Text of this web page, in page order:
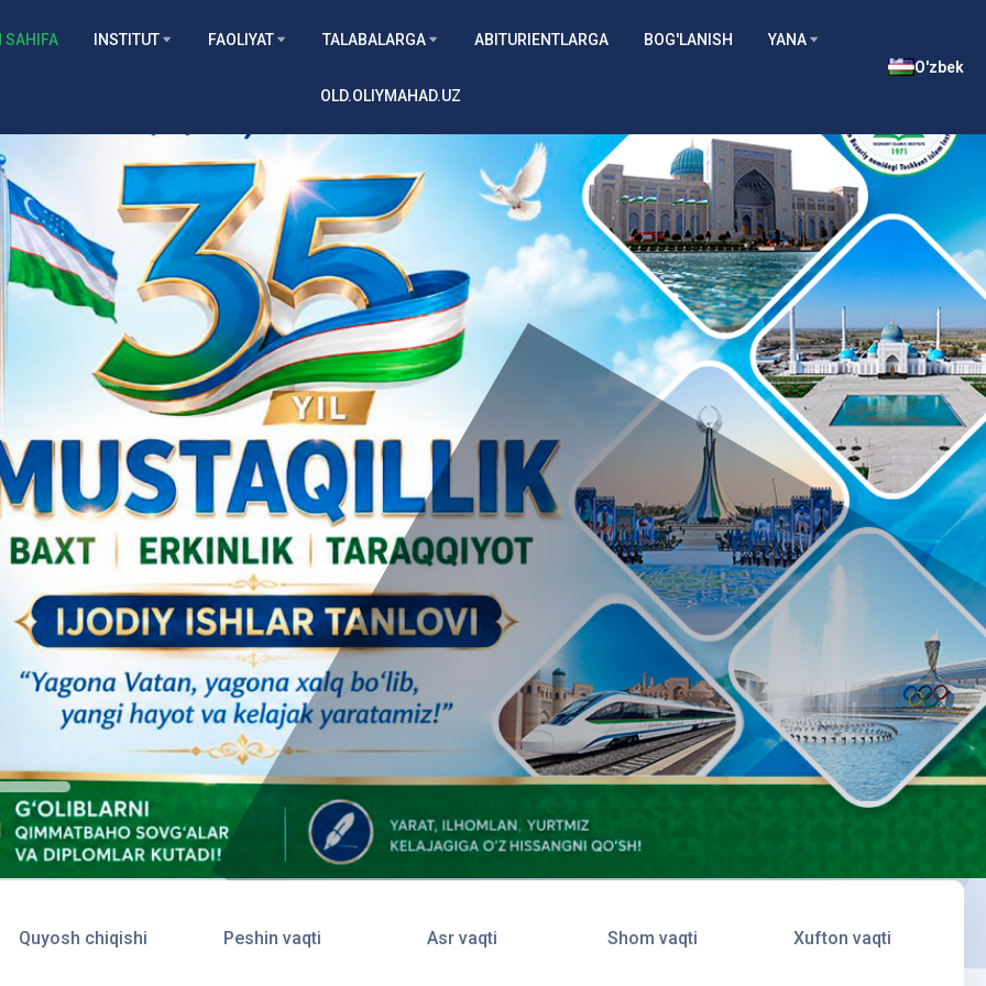
SAHIFA INSTITUT FAOLIYAT TALABALARGA ABITURIENTLARGA BOG'LANISH YANA
OLD.OLIYMAHAD.UZ
O'zbek
Quyosh chiqishi Peshin vaqti Asr vaqti Shom vaqti Xufton vaqti